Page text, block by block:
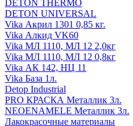
DETON THERMO
DETON UNIVERSAL
Vika Акрил 1301 0,85 кг.
Vika Алкид VK60
Vika МЛ 1110, МЛ 12 2,0кг
Vika МЛ 1110, МЛ 12 0,8кг
Vika АК 142, НЦ 11
Vika База 1л.
Detop Industrial
PRO КРАСКА Металлик 3л.
NEOENAMELE Металлик 3л.
Лакокрасочные материалы